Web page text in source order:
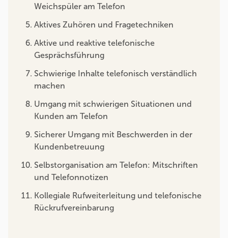
Weichspüler am Telefon
Aktives Zuhören und Fragetechniken
Aktive und reaktive telefonische
Gesprächsführung
Schwierige Inhalte telefonisch verständlich
machen
Umgang mit schwierigen Situationen und
Kunden am Telefon
Sicherer Umgang mit Beschwerden in der
Kundenbetreuung
Selbstorganisation am Telefon: Mitschriften
und Telefonnotizen
Kollegiale Rufweiterleitung und telefonische
Rückrufvereinbarung